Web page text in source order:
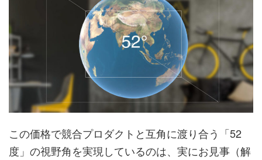
この価格で競合プロダクトと互角に渡り合う「52
度」の視野角を実現しているのは、実にお見事（解